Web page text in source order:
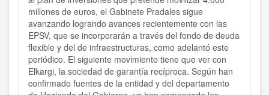
millones de euros, el Gabinete Pradales sigue
avanzando logrando avances recientemente con las
EPSV, que se incorporarán a través del fondo de deuda
flexible y del de infraestructuras, como adelantó este
periódico. El siguiente movimiento tiene que ver con
Elkargi, la sociedad de garantía recíproca. Según han
confirmado fuentes de la entidad y del departamento